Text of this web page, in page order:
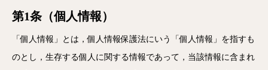
第1条（個人情報）
「個人情報」とは，個人情報保護法にいう「個人情報」を指すも
のとし，生存する個人に関する情報であって，当該情報に含まれ